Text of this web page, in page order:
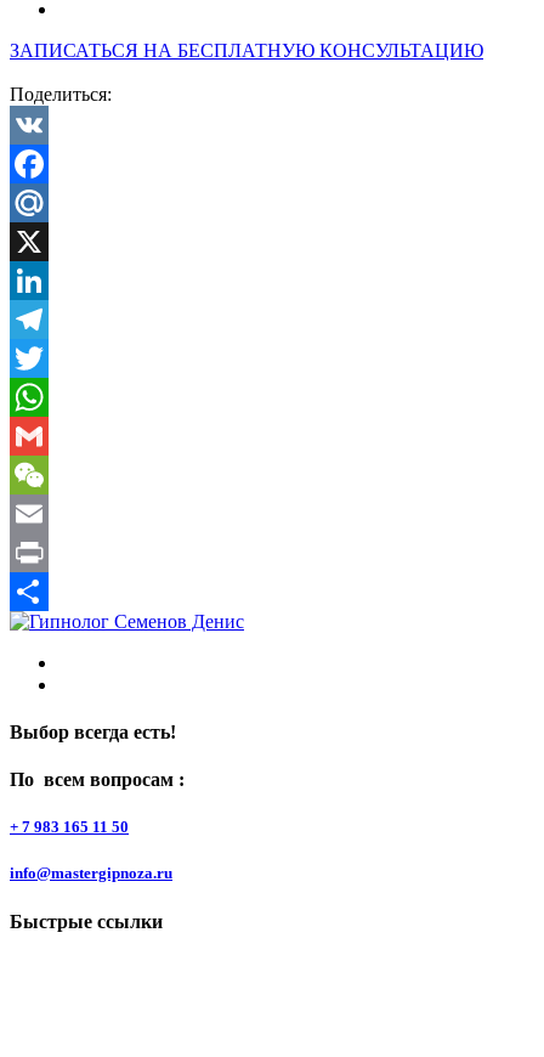
ЗАПИСАТЬСЯ НА БЕСПЛАТНУЮ КОНСУЛЬТАЦИЮ
Поделиться:
VK
Facebook
Mail.Ru
X
LinkedIn
Telegram
Twitter
WhatsApp
Gmail
WeChat
Email
Print
Отправить
Выбор всегда есть!
По всем вопросам :
+ 7 983 165 11 50
info@mastergipnoza.ru
Быстрые ссылки